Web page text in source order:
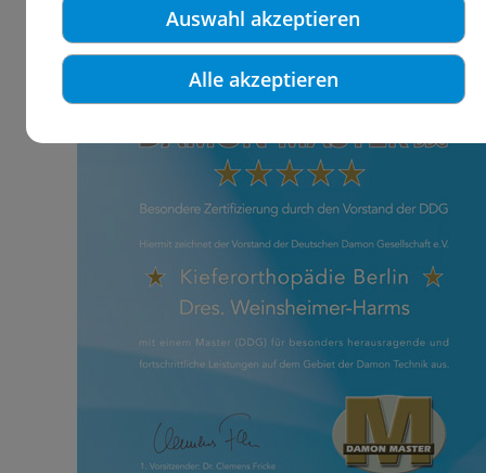
Auswahl akzeptieren
Alle akzeptieren